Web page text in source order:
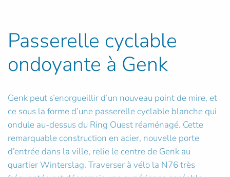
Passerelle cyclable
ondoyante à Genk
Genk peut s’enorgueillir d’un nouveau point de mire, et
ce sous la forme d’une passerelle cyclable blanche qui
ondule au-dessus du Ring Ouest réaménagé. Cette
remarquable construction en acier, nouvelle porte
d’entrée dans la ville, relie le centre de Genk au
quartier Winterslag. Traverser à vélo la N76 très